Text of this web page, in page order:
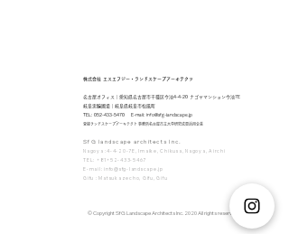
株式会社 エスエフジー・ランドスケープアーキテクツ
名古屋オフィス｜愛知県名古屋市千種区今池4-4-20 ナゴヤマンション今池7E
​岐阜実験圃場｜岐阜県岐阜市松風町
TEL: 052-433-5470 E-mail: info@sfg-landscape.jp
登録ランドスケープアーキテクト 事務所名古屋市立大学研究成果活用企業
SfG landscape architects Inc.
Nagoya :4-4-20-7E, Imaike, Chikusa, Nagoya, Airchi
TEL: +81+52-433-5467
E-mail: info@sfg-landscape.jp
Gifu : Matsukazecho, Gifu, Gifu
© Copyright SfG Landscape Architects Inc. 2020 All rights reserved.